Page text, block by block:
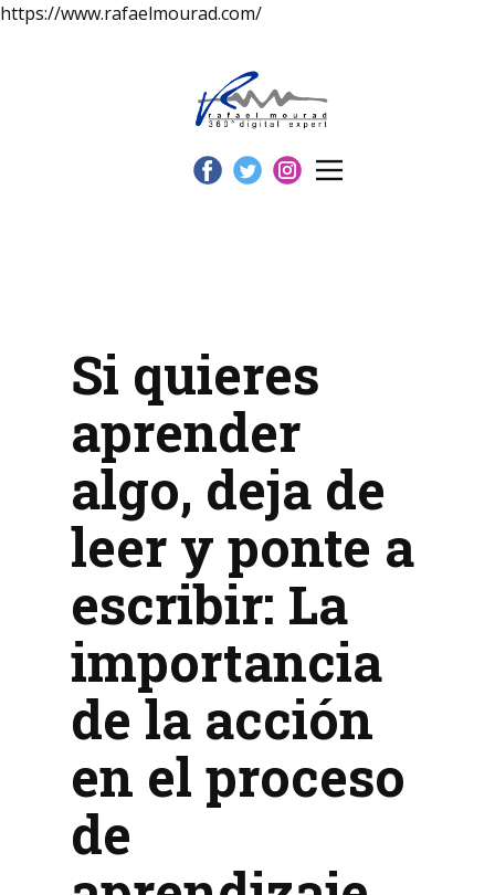
https://www.rafaelmourad.com/
Si quieres
aprender
algo, deja de
leer y ponte a
escribir: La
importancia
de la acción
en el proceso
de